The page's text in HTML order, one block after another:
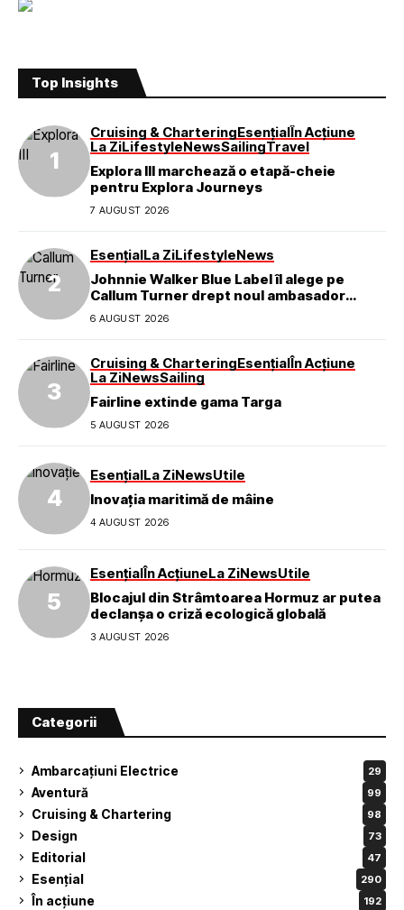
Top Insights
Cruising & CharteringEsențialÎn Acțiune
La ZiLifestyleNewsSailingTravel
Explora III marchează o etapă-cheie
pentru Explora Journeys
7 AUGUST 2026
EsențialLa ZiLifestyleNews
Johnnie Walker Blue Label îl alege pe
Callum Turner drept noul ambasador
global al mărcii
6 AUGUST 2026
Cruising & CharteringEsențialÎn Acțiune
La ZiNewsSailing
Fairline extinde gama Targa
5 AUGUST 2026
EsențialLa ZiNewsUtile
Inovația maritimă de mâine
4 AUGUST 2026
EsențialÎn AcțiuneLa ZiNewsUtile
Blocajul din Strâmtoarea Hormuz ar putea
declanșa o criză ecologică globală
3 AUGUST 2026
Categorii
Ambarcațiuni Electrice 29
Aventură 99
Cruising & Chartering 98
Design 73
Editorial 47
Esențial 290
În acțiune 192